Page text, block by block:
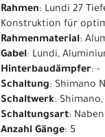
Rahmen: Lundi 27
Konstruktion für
Rahmenmaterial:
Gabel: Lundi,
Hinterbaudämpfer: -
Schaltung: Shimano
Schaltwerk:
Schaltungsart:
Anzahl Gänge: 5